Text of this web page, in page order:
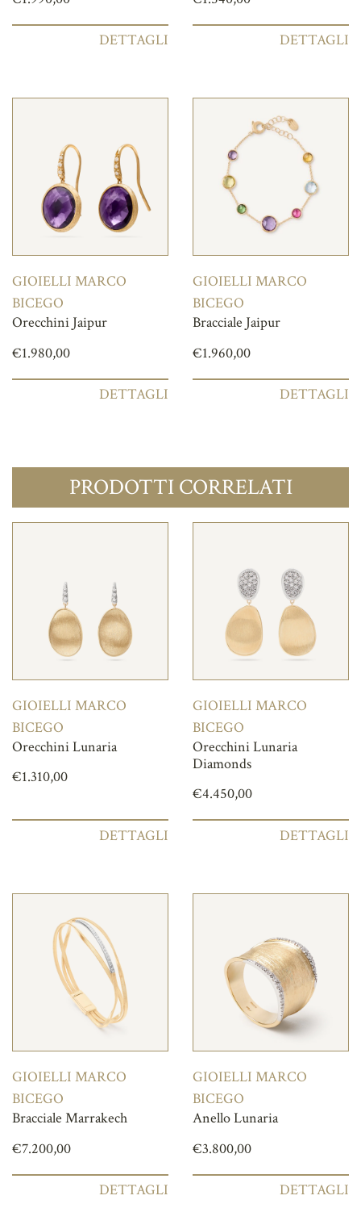
DETTAGLI DETTAGLI
GIOIELLI MARCO
BICEGO
Orecchini Jaipur
€1.980,00
DETTAGLI
GIOIELLI MARCO
BICEGO
Bracciale Jaipur
€1.960,00
DETTAGLI
PRODOTTI CORRELATI
GIOIELLI MARCO
BICEGO
Orecchini Lunaria
€1.310,00
DETTAGLI
GIOIELLI MARCO
BICEGO
Orecchini Lunaria
Diamonds
€4.450,00
DETTAGLI
GIOIELLI MARCO
BICEGO
Bracciale Marrakech
€7.200,00
DETTAGLI
GIOIELLI MARCO
BICEGO
Anello Lunaria
€3.800,00
DETTAGLI